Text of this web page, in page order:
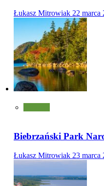
Łukasz Mitrowiak 22 marca
Biebrzański Park
Łukasz Mitrowiak 23 marca